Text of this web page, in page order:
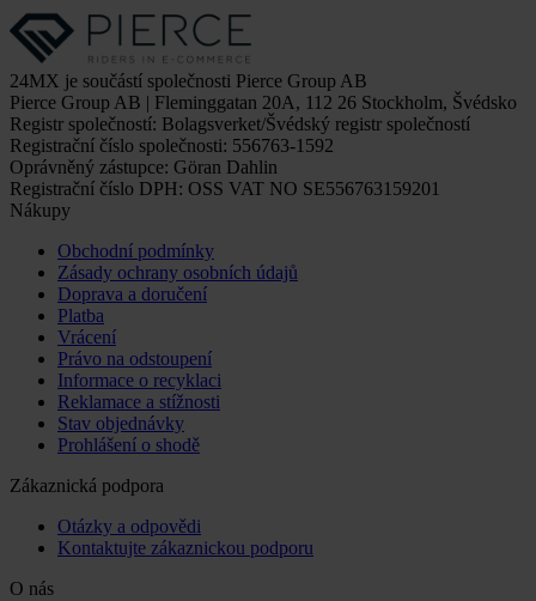
24MX je součástí společnosti Pierce Group AB
Pierce Group AB | Fleminggatan 20A, 112 26 Stockholm, Švédsko
Registr společností: Bolagsverket/Švédský registr společností
Registrační číslo společnosti: 556763-1592
Oprávněný zástupce: Göran Dahlin
Registrační číslo DPH: OSS VAT NO SE556763159201
Nákupy
Obchodní podmínky
Zásady ochrany osobních údajů
Doprava a doručení
Platba
Vrácení
Právo na odstoupení
Informace o recyklaci
Reklamace a stížnosti
Stav objednávky
Prohlášení o shodě
Zákaznická podpora
Otázky a odpovědi
Kontaktujte zákaznickou podporu
O nás